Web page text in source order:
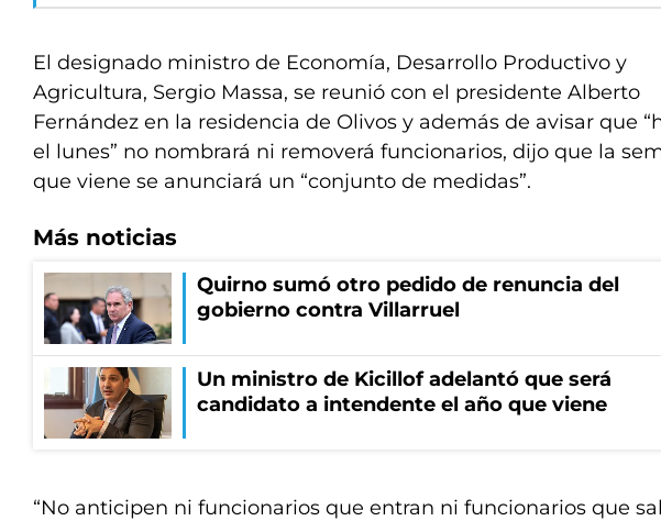
El designado ministro de Economía, Desarrollo Productivo y
Agricultura, Sergio Massa, se reunió con el presidente Alberto
Fernández en la residencia de Olivos y además de avisar que
el lunes” no nombrará ni removerá funcionarios, dijo que la
que viene se anunciará un “conjunto de medidas”.
Más noticias
Quirno sumó otro pedido de renuncia del
gobierno contra Villarruel
Un ministro de Kicillof adelantó que será
candidato a intendente el año que viene
“No anticipen ni funcionarios que entran ni funcionarios que